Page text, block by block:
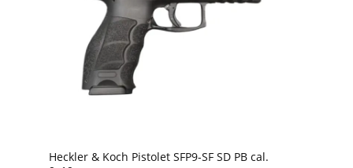
Heckler & Koch Pistolet SFP9-SF SD PB cal.